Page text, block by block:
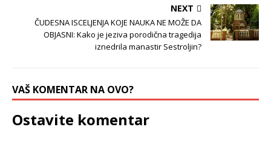
NEXT
ČUDESNA ISCELJENJA KOJE NAUKA NE MOŽE DA
OBJASNI: Kako je jeziva porodična tragedija
iznedrila manastir Sestroljin?
VAŠ KOMENTAR NA OVO?
Ostavite komentar